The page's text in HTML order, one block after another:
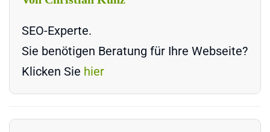
SEO-Experte.
Sie benötigen Beratung für Ihre Webseite?
Klicken Sie hier